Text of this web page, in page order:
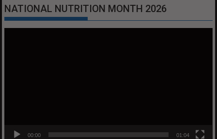
NATIONAL NUTRITION MONTH 2026
00:00 01:04